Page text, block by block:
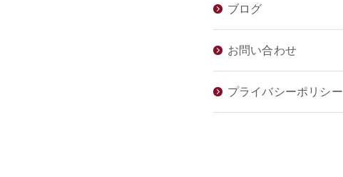
ブログ
お問い合わせ
プライバシーポリシー